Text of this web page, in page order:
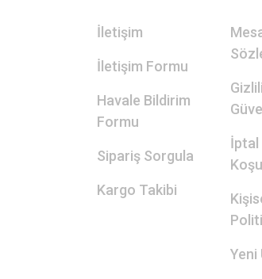
İletişim
İletişim Formu
Havale Bildirim
Formu
Sipariş Sorgula
Kargo Takibi
İptal
Yeni